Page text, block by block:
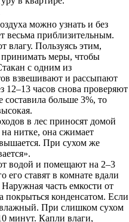
можно узнать и без
весьма приблизительным.
влагу. Пользуясь этим,
меры, чтобы
с одним из
взвешивают и рассыпают
12–13 часов снова проверяют
составила больше 3%, то
в лес приносят домой
нитке, она сжимает
При сухом же
водой и помещают на 2–3
его ставят в комнате вдали
часть емкости от
покрыться конденсатом. Если
влажный. При слишком сухом
минут. Капли влаги,